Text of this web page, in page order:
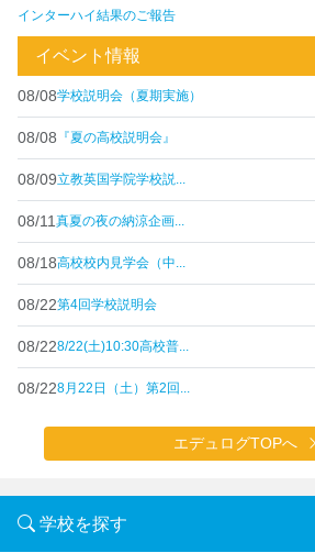
インターハイ結果のご報告
イベント情報
08/08学校説明会（夏期実施）
08/08 『夏の高校説明会』
08/09立教英国学院学校説...
08/11 真夏の夜の納涼企画...
08/18高校校内見学会（中...
08/22第4回学校説明会
08/228/22(土)10:30高校普...
08/228月22日（土）第2回...
エデュログTOPへ
学校を探す